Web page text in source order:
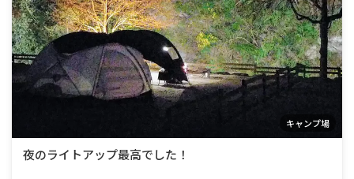
キャンプ場
夜のライトアップ最高でした！